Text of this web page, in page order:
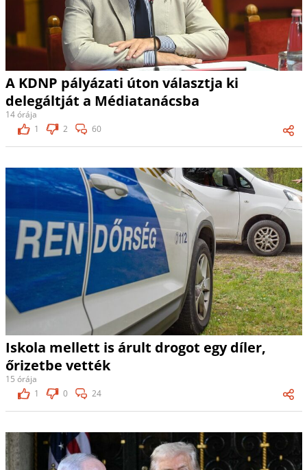
A KDNP pályázati úton választja ki
delegáltját a Médiatanácsba
14 órája
1
2 60
Iskola mellett is árult drogot egy díler,
őrizetbe vették
15 órája
1
0 24